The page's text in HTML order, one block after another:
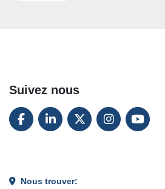
Suivez nous
FACEBOOK
LINKEDINTWITTER
Nous trouver: